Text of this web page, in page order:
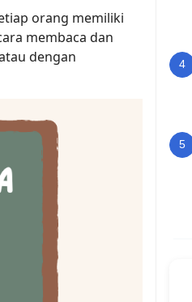
orang memiliki
membaca dan
dengan
4
5